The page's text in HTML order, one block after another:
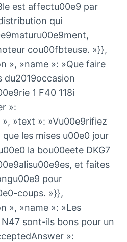
est affectu00e9 par
qui
cou00fbteuse. »}},
», »name »: »Que faire
du2019occasion
1 F40 118i
»:
»text »: »Vu00e9rifiez
les mises u00e0 jour
la bou00eete DKG7
et faites
pour
coups. »}},
», »name »: »Les
sont-ils bons pour un
»: